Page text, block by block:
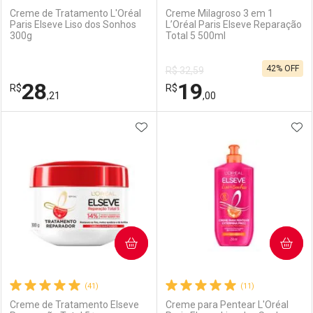
Ativar Desconto
Comprar sem Desconto
Por R$ 41,99/cada
Por R$ 41,99/cada
Comprar sem Desconto
Por R$ 53,99/cada
Comprar sem Desconto
Por R$ 53,99/cada
Creme de Tratamento L'Oréal
Paris Elseve Liso dos Sonhos
300g
R$28,21
Laboratório
Por Menos
Creme Milagroso 3 em 1
L’Oréal Paris Elseve Reparação
Total 5 500ml
R$ 32,59
R$19,00
42% OFF
Laboratório
Por Menos
(41)
Creme de Tratamento Elseve
ADICIONAR AOS FAVORITOS
COMPRAR
(11)
Creme para Pentear L'Oréal
COMPRAR